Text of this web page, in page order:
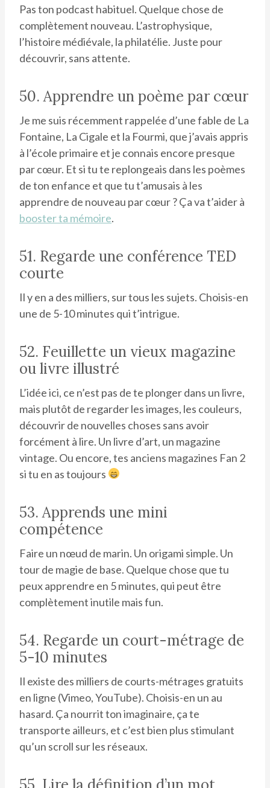
Pas ton podcast habituel. Quelque chose de
complètement nouveau. L’astrophysique,
l’histoire médiévale, la philatélie. Juste pour
découvrir, sans attente.
50. Apprendre un poème par cœur
Je me suis récemment rappelée d’une fable de La
Fontaine, La Cigale et la Fourmi, que j’avais appris
à l’école primaire et je connais encore presque
par cœur. Et si tu te replongeais dans les poèmes
de ton enfance et que tu t’amusais à les
apprendre de nouveau par cœur ? Ça va t’aider à
booster ta mémoire.
51. Regarde une conférence TED
courte
Il y en a des milliers, sur tous les sujets. Choisis-en
une de 5-10 minutes qui t’intrigue.
52. Feuillette un vieux magazine
ou livre illustré
L’idée ici, ce n’est pas de te plonger dans un livre,
mais plutôt de regarder les images, les couleurs,
découvrir de nouvelles choses sans avoir
forcément à lire. Un livre d’art, un magazine
vintage. Ou encore, tes anciens magazines Fan 2
si tu en as toujours
53. Apprends une mini
compétence
Faire un nœud de marin. Un origami simple. Un
tour de magie de base. Quelque chose que tu
peux apprendre en 5 minutes, qui peut être
complètement inutile mais fun.
54. Regarde un court-métrage de
5-10 minutes
Il existe des milliers de courts-métrages gratuits
en ligne (Vimeo, YouTube). Choisis-en un au
hasard. Ça nourrit ton imaginaire, ça te
transporte ailleurs, et c’est bien plus stimulant
qu’un scroll sur les réseaux.